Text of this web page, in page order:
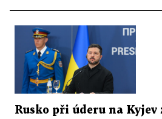
Rusko při úderu na